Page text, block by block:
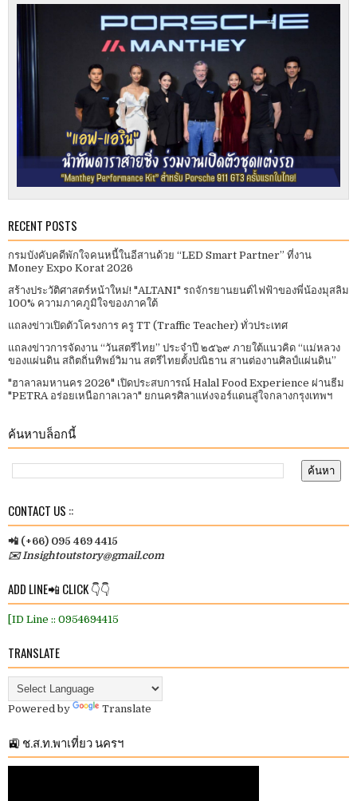
RECENT POSTS
กรมบังคับคดีพักใจคนหนี้ในอีสานด้วย “LED Smart Partner” ที่งาน
Money Expo Korat 2026
สร้างประวัติศาสตร์หน้าใหม่! "ALTANI" รถจักรยานยนต์ไฟฟ้าของพี่น้องมุสลิม
100% ความภาคภูมิใจของภาคใต้
แถลงข่าวเปิดตัวโครงการ ครู TT (Traffic Teacher) ทั่วประเทศ​
แถลงข่าวการจัดงาน “วันสตรีไทย” ประจําปี ๒๕๖๙ ภายใต้แนวคิด “แม่หลวง
ของแผ่นดิน สถิตถิ่นทิพย์วิมาน สตรีไทยตั้งปณิธาน สานต่องานศิลป์แผ่นดิน”
"ฮาลาลมหานคร 2026" เปิดประสบการณ์ Halal Food Experience ผ่านธีม
"PETRA อร่อยเหนือกาลเวลา" ยกนครศิลาแห่งจอร์แดนสู่ใจกลางกรุงเทพฯ
ค้นหาบล็อกนี้
CONTACT US ::
📲 (+66) 095 469 4415
✉️ Insightoutstory@gmail.com
ADD LINE📲 CLICK 👇👇
[ID Line :: 0954694415
TRANSLATE
Powered by Translate
🚉 ช.ส.ท.พาเที่ยว นครฯ